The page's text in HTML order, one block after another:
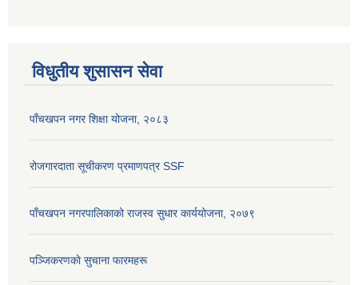
विधुतीय शुसासन सेवा
पाँचखपन नगर शिक्षा योजना, २०८३
रोजगारदाता सूचीकरण प्रमाणपत्र SSF
पाँचखपन नगरपालिकाको राजस्व सुधार कार्ययोजना, २०७९
पञ्जिकरणकाे सुचाना फारमहरू